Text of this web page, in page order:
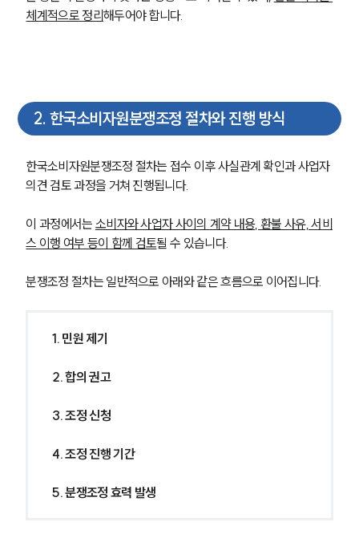
체계적으로 정리해두어야 합니다.
2. 한국소비자원분쟁조정 절차와 진행 방식
한국소비자원분쟁조정 절차는 접수 이후 사실관계 확인과 사업자
의견 검토 과정을 거쳐 진행됩니다.
이 과정에서는 소비자와 사업자 사이의 계약 내용, 환불 사유, 서비
스 이행 여부 등이 함께 검토될 수 있습니다.
분쟁조정 절차는 일반적으로 아래와 같은 흐름으로 이어집니다.
1. 민원 제기
2. 합의 권고
3. 조정 신청
4. 조정 진행 기간
5. 분쟁조정 효력 발생